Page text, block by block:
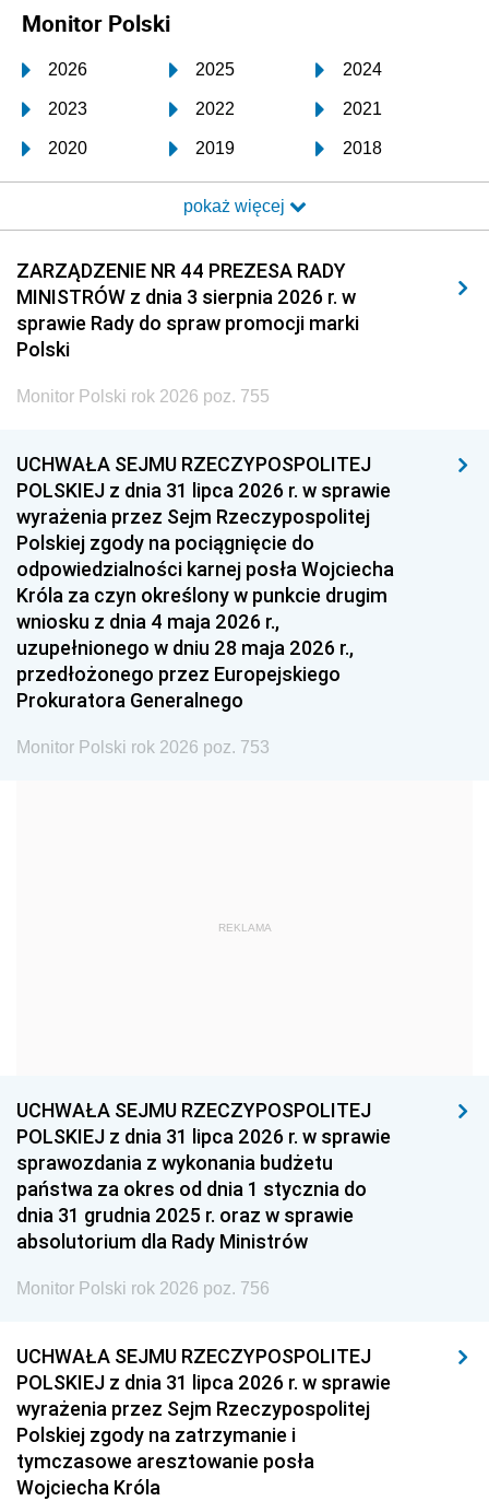
Monitor Polski
2026 2025 2024
2023 2022 2021
2020 2019 2018
2017 2016 2015
2014 2013 2012
2011 2010 2009
2008 2007 2006
2005
1996 1995 1994
1993 1992 1991
1990 1989
1987 1986 1985
1984 1983
1981 1980 1979
1978 1977
1975 1974
1959
1939 1938 1937
1936 1930
pokaż więcej
ZARZĄDZENIE NR 44 PREZESA RADY
MINISTRÓW z dnia 3 sierpnia 2026 r. w
sprawie Rady do spraw promocji marki
Polski
Monitor Polski rok 2026 poz. 755
UCHWAŁA SEJMU RZECZYPOSPOLITEJ
POLSKIEJ z dnia 31 lipca 2026 r. w sprawie
wyrażenia przez Sejm Rzeczypospolitej
Polskiej zgody na pociągnięcie do
odpowiedzialności karnej posła Wojciecha
Króla za czyn określony w punkcie drugim
wniosku z dnia 4 maja 2026 r.,
uzupełnionego w dniu 28 maja 2026 r.,
przedłożonego przez Europejskiego
Prokuratora Generalnego
Monitor Polski rok 2026 poz. 753
REKLAMA
UCHWAŁA SEJMU RZECZYPOSPOLITEJ
POLSKIEJ z dnia 31 lipca 2026 r. w sprawie
sprawozdania z wykonania budżetu
państwa za okres od dnia 1 stycznia do
dnia 31 grudnia 2025 r. oraz w sprawie
absolutorium dla Rady Ministrów
Monitor Polski rok 2026 poz. 756
UCHWAŁA SEJMU RZECZYPOSPOLITEJ
POLSKIEJ z dnia 31 lipca 2026 r. w sprawie
wyrażenia przez Sejm Rzeczypospolitej
Polskiej zgody na zatrzymanie i
tymczasowe aresztowanie posła
Wojciecha Króla